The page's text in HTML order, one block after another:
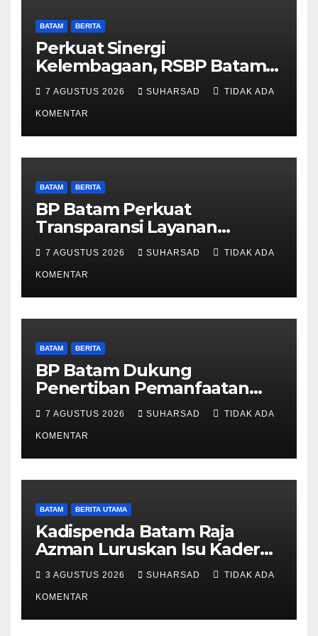
BATAM BERITA
Perkuat Sinergi
Kelembagaan, RSBP Batam
dan BPOM Pastikan
Pelayanan dan Ketersediaan
Obat Aman
7 AGUSTUS 2026 SUHARSAD TIDAK ADA
KOMENTAR
BATAM BERITA
BP Batam Perkuat
Transparansi Layanan
Pertanahan, Alokasi Tanah
Reguler Segera Hadir Melalui
LMS
7 AGUSTUS 2026 SUHARSAD TIDAK ADA
KOMENTAR
BATAM BERITA
BP Batam Dukung
Penertiban Pemanfaatan
Ruang Laut Sesuai
Ketentuan Peraturan
Perundang-undangan
7 AGUSTUS 2026 SUHARSAD TIDAK ADA
KOMENTAR
BATAM BERITA UTAMA
Kadispenda Batam Raja
Azman Luruskan Isu Kader
Pajak RT/RW: Bukan Petugas
Pajak Permanen, Hanya
Pendataan untuk Digitalisasi
hingga 2030
3 AGUSTUS 2026 SUHARSAD TIDAK ADA
KOMENTAR